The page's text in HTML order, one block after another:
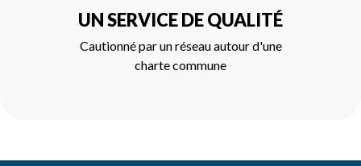
UN SERVICE DE QUALITÉ
Cautionné par un réseau autour d'une
charte commune